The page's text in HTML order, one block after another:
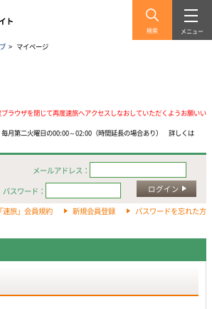
検索 メニュー
> マイページ
ラウザを閉じて再度速旅へアクセスしなおしていただくようお願いい
第二火曜日の00:00～02:00（時間延長の場合あり） 詳しくは
メールアドレス：
パスワード：
ログイン
「速旅」会員規約 新規会員登録 パスワードを忘れた方